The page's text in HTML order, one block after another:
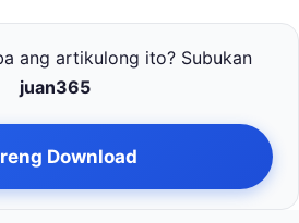
ang artikulong ito? Subukan
juan365
Download